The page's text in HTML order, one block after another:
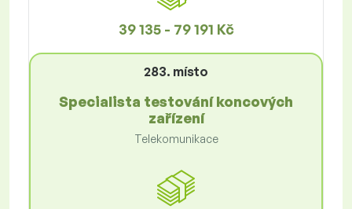
39 135 - 79 191 Kč
283. místo
Specialista testování koncových
zařízení
Telekomunikace